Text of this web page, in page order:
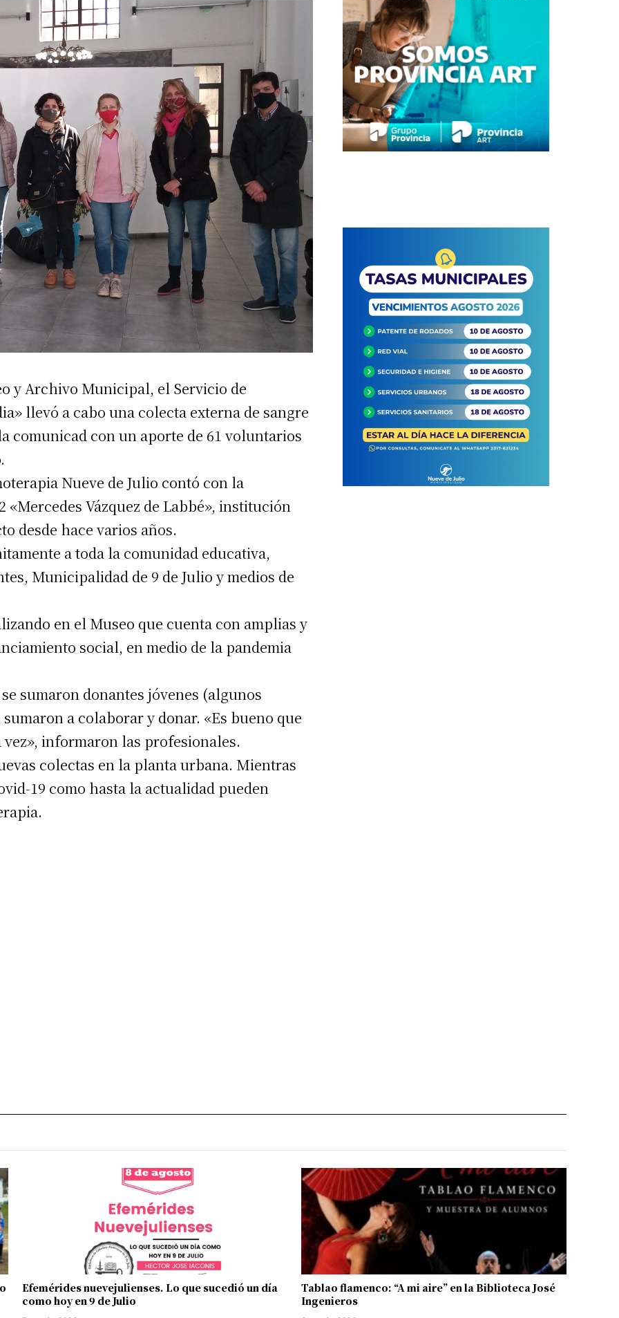
gratis
Requerido
correo electrónico
y Archivo Municipal, el Servicio de
llevó a cabo una colecta externa de sangre
comunicad con un aporte de 61 voluntarios
Nueve de Julio contó con la
Vázquez de Labbé», institución
desde hace varios años.
a toda la comunidad educativa,
Municipalidad de 9 de Julio y medios de
en el Museo que cuenta con amplias y
social, en medio de la pandemia
sumaron donantes jóvenes (algunos
a colaborar y donar. «Es bueno que
informaron las profesionales.
colectas en la planta urbana. Mientras
19 como hasta la actualidad pueden
Efemérides nuevejulienses. Lo que sucedió un día
como hoy en 9 de Julio
Tablao flamenco: “A mi aire” en la Biblioteca José
Ingenieros